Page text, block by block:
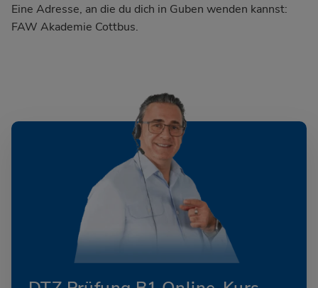
Eine Adresse, an die du dich in Guben wenden kannst:
FAW Akademie Cottbus.